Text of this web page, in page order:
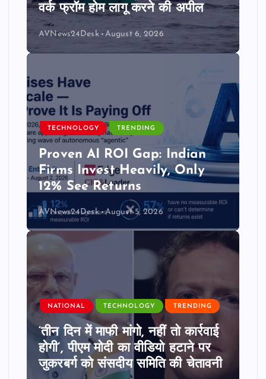
वर्क फ्रॉम होम लागू करने की अपील
AVNews24Desk August 6, 2026
TECHNOLOGY TRENDING
Proven AI ROI Gap: Indian
Firms Invest Heavily, Only
12% See Returns
AVNews24Desk August 5, 2026
NATIONAL TECHNOLOGY TRENDING
‘तीन दिन में माफी मांगो, नहीं तो कार्रवाई
होगी’, पीएम मोदी का वीडियो हटाने पर
जुकरबर्ग को संसदीय समिति की चेतावनी